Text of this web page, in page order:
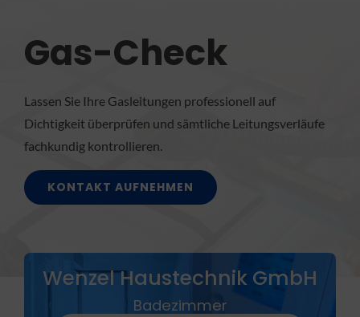
LEISTUNGEN
FÖRDERMITTEL
Gas-Check
Lassen Sie Ihre Gasleitungen professionell auf
Dichtigkeit überprüfen und sämtliche Leitungsverläufe
fachkundig kontrollieren.
KONTAKT AUFNEHMEN
Wenzel Haustechnik GmbH
Badezimmer